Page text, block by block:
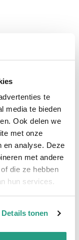
te
media te bieden
Ook delen we
met onze
en analyse. Deze
met andere
die ze hebben
hun services.
Details tonen